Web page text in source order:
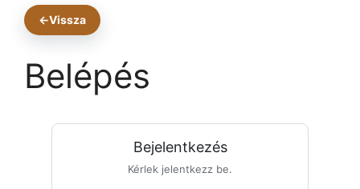
←Vissza
Belépés
Bejelentkezés
Kérlek jelentkezz be.